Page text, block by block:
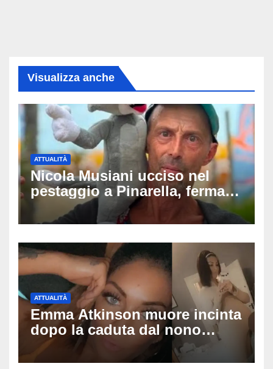
Visualizza anche
ATTUALITÀ
Nicola Musiani ucciso nel
pestaggio a Pinarella, fermati
quattro giovani: la svolta
dopo video, intercettazioni e
ATTUALITÀ
Emma Atkinson muore incinta
dopo la caduta dal nono
piano: la figlia nasce 30
minuti dopo e sta bene